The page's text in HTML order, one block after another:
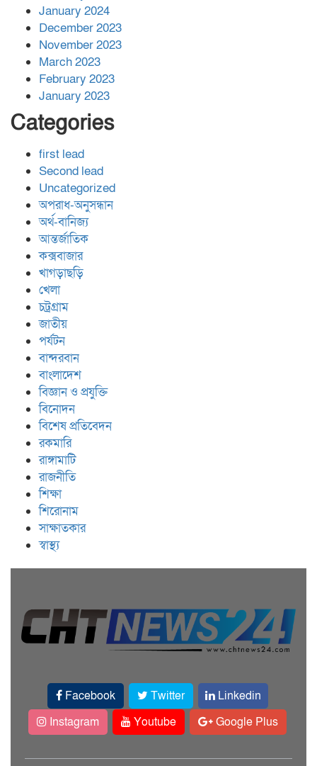
January 2024
December 2023
November 2023
March 2023
February 2023
January 2023
Categories
first lead
Second lead
Uncategorized
অপরাধ-অনুসন্ধান
অর্থ-বানিজ্য
আন্তর্জাতিক
কক্সবাজার
খাগড়াছড়ি
খেলা
চট্রগ্রাম
জাতীয়
পর্যটন
বান্দরবান
বাংলাদেশ
বিজ্ঞান ও প্রযুক্তি
বিনোদন
বিশেষ প্রতিবেদন
রকমারি
রাঙ্গামাটি
রাজনীতি
শিক্ষা
শিরোনাম
সাক্ষাতকার
স্বাস্থ্য
Facebook Twitter
Linkedin
Instagram
Youtube Google Plus